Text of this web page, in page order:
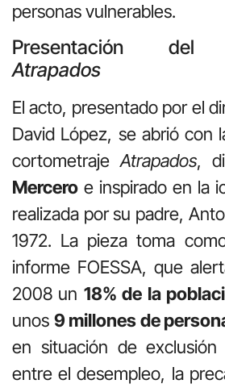
personas vulnerables.
Presentación del
Atrapados
El acto, presentado por el
David López, se abrió con
cortometrajeAtrapados,
Mercero e inspirado en la
realizada por su padre,
1972. La pieza toma
informe FOESSA, que
2008 un 18% de la
unos 9 millones de
en situación de exclusión
entre el desempleo, la